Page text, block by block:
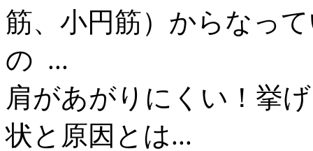
筋、小円筋）からなっ
の ...
肩があがりにくい！挙
状と原因とは...